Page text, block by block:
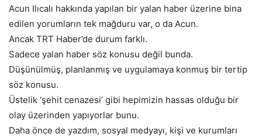
Acun Ilıcalı hakkında yapılan bir yalan haber üzerine bina
edilen yorumların tek mağduru var, o da Acun.
Ancak TRT Haber’de durum farklı.
Sadece yalan haber söz konusu değil bunda.
Düşünülmüş, planlanmış ve uygulamaya konmuş bir tertip
söz konusu.
Üstelik ‘şehit cenazesi’ gibi hepimizin hassas olduğu bir
olay üzerinden yapıyorlar bunu.
Daha önce de yazdım, sosyal medyayı, kişi ve kurumları